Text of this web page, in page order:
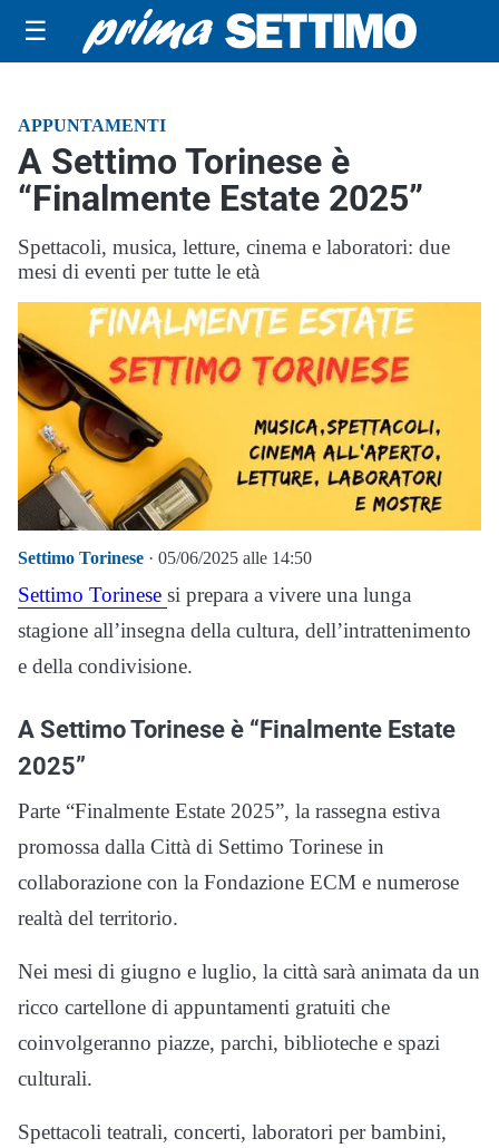
☰
APPUNTAMENTI
A Settimo Torinese è
“Finalmente Estate 2025”
Spettacoli, musica, letture, cinema e laboratori: due
mesi di eventi per tutte le età
Settimo Torinese · 05/06/2025 alle 14:50
Settimo Torinese si prepara a vivere una lunga
stagione all’insegna della cultura, dell’intrattenimento
e della condivisione.
A Settimo Torinese è “Finalmente Estate
2025”
Parte “Finalmente Estate 2025”, la rassegna estiva
promossa dalla Città di Settimo Torinese in
collaborazione con la Fondazione ECM e numerose
realtà del territorio.
Nei mesi di giugno e luglio, la città sarà animata da un
ricco cartellone di appuntamenti gratuiti che
coinvolgeranno piazze, parchi, biblioteche e spazi
culturali.
Spettacoli teatrali, concerti, laboratori per bambini,